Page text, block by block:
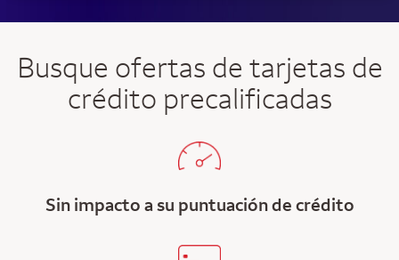
Busque ofertas de tarjetas de
crédito precalificadas
Sin impacto a su puntuación de crédito